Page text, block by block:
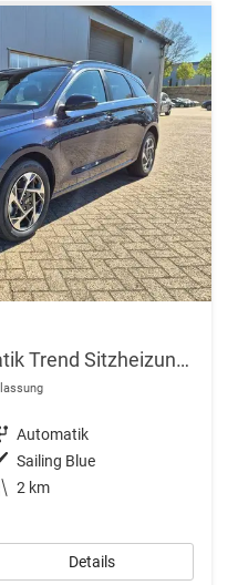
1.6 T-GDI 150PS Automatik Trend Sitzheizung Lenkradheizung Klimaautomatik PDC v+h Rückf.Kamera Navi Apple CarPlay + Android Auto 16"LM
Getriebe Automatik
Außenfarbe Sailing Blue
Kilometerstand 2 km
Details